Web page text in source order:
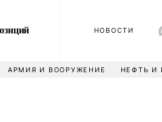
НОВОСТИ
АРМИЯ И ВООРУЖЕНИЕ НЕФТЬ И